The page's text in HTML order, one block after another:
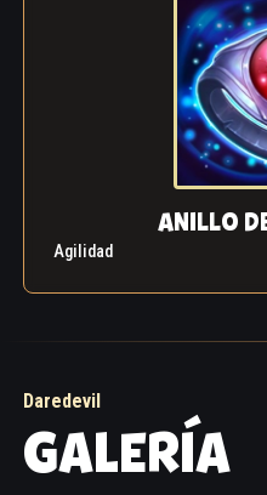
ANILLO
Agilidad
Daredevil
GALERÍA